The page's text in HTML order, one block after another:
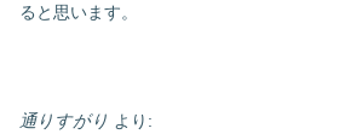
ると思います。
通りすがり より: